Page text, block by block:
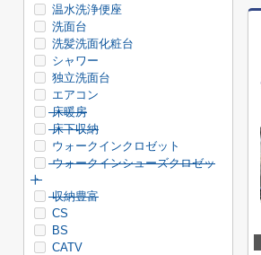
温水洗浄便座
洗面台
洗髪洗面化粧台
シャワー
独立洗面台
エアコン
床暖房
床下収納
ウォークインクロゼット
ウォークインシューズクロゼッ
ト
収納豊富
CS
BS
CATV